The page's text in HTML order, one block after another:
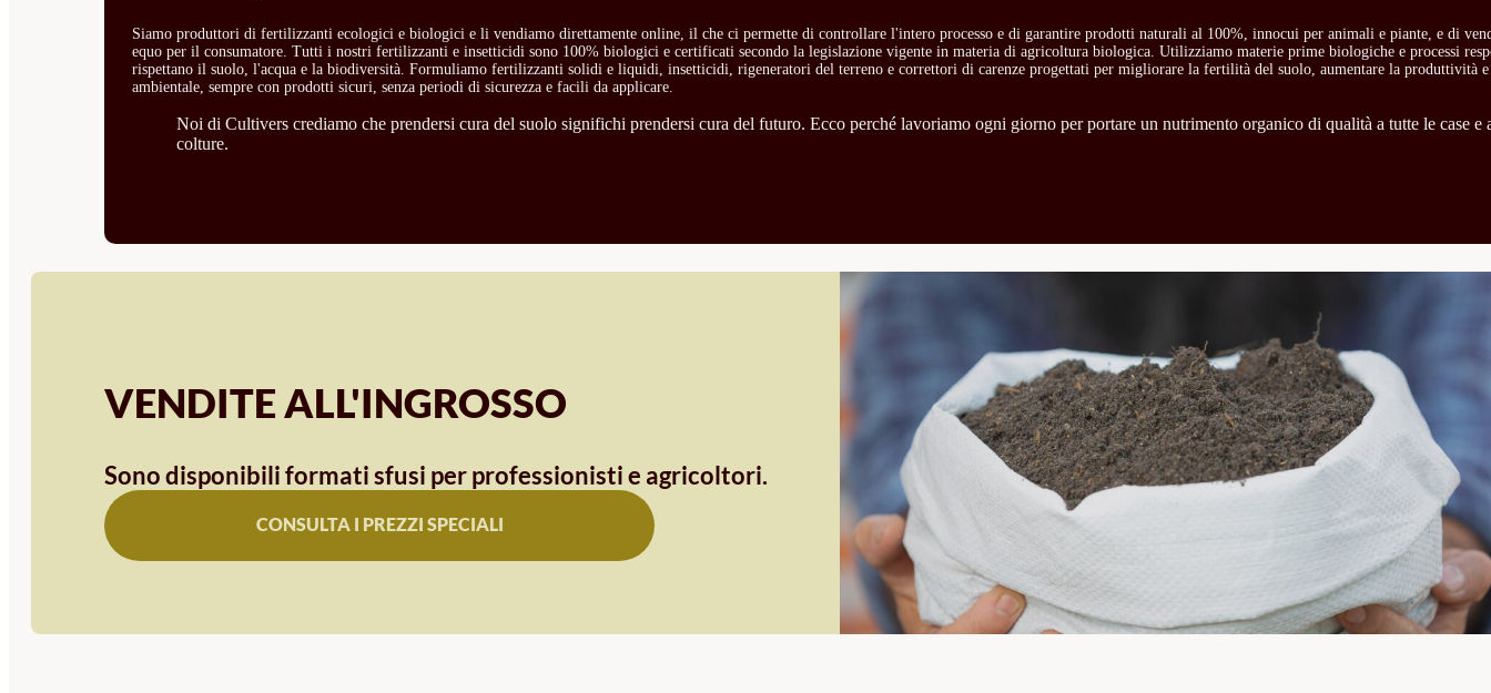
Siamo produttori di fertilizzanti ecologici e biologici e li vendiamo direttamente online, il che ci permette di controllare l'intero processo e di garantire prodotti naturali al 100%, innocui per animali e piante, e di
equo per il consumatore. Tutti i nostri fertilizzanti e insetticidi sono 100% biologici e certificati secondo la legislazione vigente in materia di agricoltura biologica. Utilizziamo materie prime biologiche e processi
rispettano il suolo, l'acqua e la biodiversità. Formuliamo fertilizzanti solidi e liquidi, insetticidi, rigeneratori del terreno e correttori di carenze progettati per migliorare la fertilità del suolo, aumentare la produttività
ambientale, sempre con prodotti sicuri, senza periodi di sicurezza e facili da applicare.
Noi di Cultivers crediamo che prendersi cura del suolo significhi prendersi cura del futuro. Ecco perché lavoriamo ogni giorno per portare un nutrimento organico di qualità a tutte le case e
colture.
VENDITE ALL'INGROSSO
Sono disponibili formati sfusi per professionisti e agricoltori.
CONSULTA I PREZZI SPECIALI